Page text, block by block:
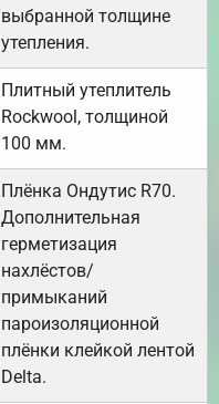
выбранной толщине
утепления.
Плитный утеплитель
Rockwool, толщиной
100 мм.
Плёнка Ондутис R70.
Дополнительная
герметизация
нахлёстов/
примыканий
пароизоляционной
плёнки клейкой лентой
Delta.